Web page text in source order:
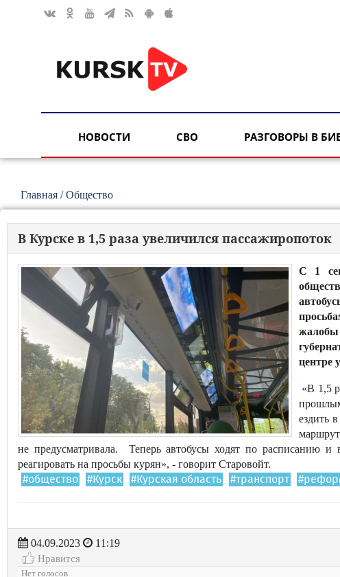
НОВОСТИ СВО РАЗГОВОРЫ В
Главная /Общество
В Курске в 1,5 раза увеличился пассажиропоток
С 1
центре
«В 1,5
ездить
не предусматривала. Теперь автобусы ходят по расписанию и
реагировать на просьбы курян», - говорит Старовойт.
#общество #Курск #Курская область #транспорт
04.09.2023
11:19
Нравится
Нет голосов